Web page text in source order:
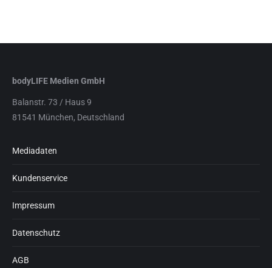
bodyLIFE Medien GmbH
Balanstr. 73 / Haus 9
81541 München, Deutschland
Mediadaten
Kundenservice
Impressum
Datenschutz
AGB